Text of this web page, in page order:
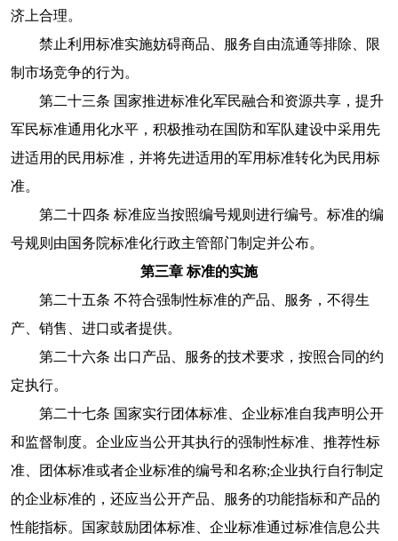
济上合理。
禁止利用标准实施妨碍商品、服务自由流通等排除、限
制市场竞争的行为。
第二十三条 国家推进标准化军民融合和资源共享，提升
军民标准通用化水平，积极推动在国防和军队建设中采用先
进适用的民用标准，并将先进适用的军用标准转化为民用标
准。
第二十四条 标准应当按照编号规则进行编号。标准的编
号规则由国务院标准化行政主管部门制定并公布。
第三章 标准的实施
第二十五条 不符合强制性标准的产品、服务，不得生
产、销售、进口或者提供。
第二十六条 出口产品、服务的技术要求，按照合同的约
定执行。
第二十七条 国家实行团体标准、企业标准自我声明公开
和监督制度。企业应当公开其执行的强制性标准、推荐性标
准、团体标准或者企业标准的编号和名称;企业执行自行制定
的企业标准的，还应当公开产品、服务的功能指标和产品的
性能指标。国家鼓励团体标准、企业标准通过标准信息公共